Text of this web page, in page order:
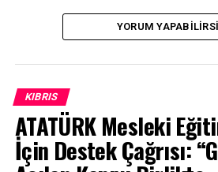
duyduğu memnuniyeti dile getirdi.
UP NEXT
Öztürkler: Geleceğimiz, Türk
doğrultusunda inşa ediliyor
KAÇIRMAYIN
YORUM
KIBRIS
ATATÜRK Mesleki
İçin Destek Çağrısı: